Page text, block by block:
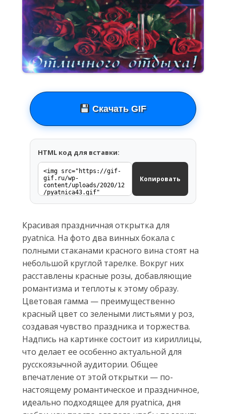
Скачать GIF
HTML код для вставки:
Копировать
Красивая праздничная открытка для
pyatnica. На фото два винных бокала с
полными стаканами красного вина стоят на
небольшой круглой тарелке. Вокруг них
расставлены красные розы, добавляющие
романтизма и теплоты к этому образу.
Цветовая гамма — преимущественно
красный цвет со зелеными листьями у роз,
создавая чувство праздника и торжества.
Надпись на картинке состоит из кириллицы,
что делает ее особенно актуальной для
русскоязычной аудитории. Общее
впечатление от этой открытки — по-
настоящему романтическое и праздничное,
идеально подходящее для pyatnica, дня